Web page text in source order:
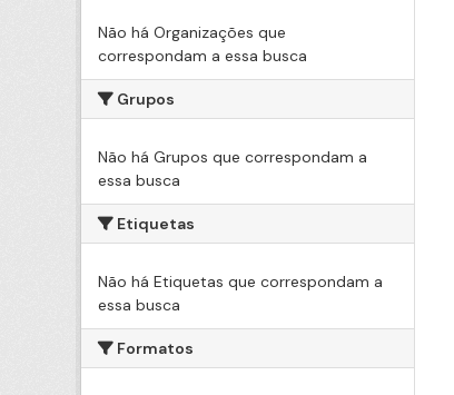
Não há Organizações que
correspondam a essa busca
Grupos
Não há Grupos que correspondam a
essa busca
Etiquetas
Não há Etiquetas que correspondam a
essa busca
Formatos